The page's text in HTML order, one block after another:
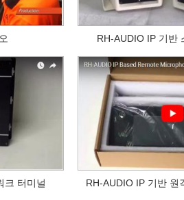
RH-AUDIO IP 기반
크 터미널
RH-AUDIO IP 기반 원